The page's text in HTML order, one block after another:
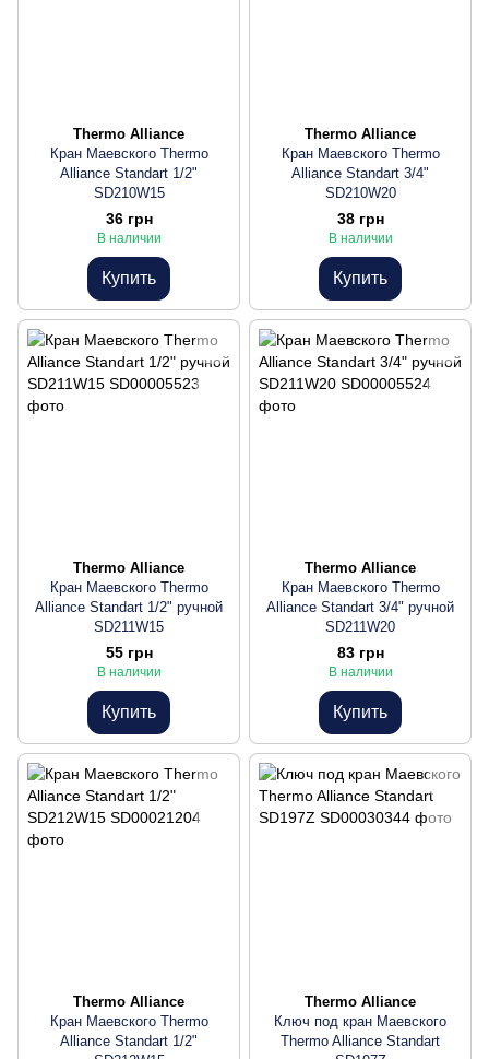
Thermo Alliance
Кран Маевского Thermo
Alliance Standart 1/2"
SD210W15
36 грн
В наличии
Купить
Thermo Alliance
Кран Маевского Thermo
Alliance Standart 3/4"
SD210W20
38 грн
В наличии
Купить
Thermo Alliance
Кран Маевского Thermo
Alliance Standart 1/2" ручной
SD211W15
55 грн
В наличии
Купить
Thermo Alliance
Кран Маевского Thermo
Alliance Standart 3/4" ручной
SD211W20
83 грн
В наличии
Купить
Thermo Alliance
Кран Маевского Thermo
Alliance Standart 1/2"
Thermo Alliance
Ключ под кран Маевского
Thermo Alliance Standart